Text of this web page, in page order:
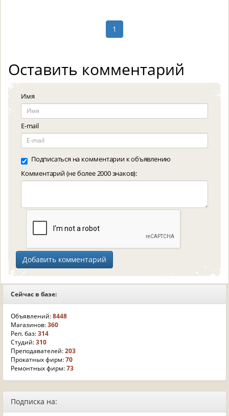
1
Оставить комментарий
Имя
E-mail
Подписаться на комментарии к объявлению
Комментарий (не более 2000 знаков):
Сейчас в базе:
Объявлений:8448
Магазинов:360
Реп. баз:314
Студий:310
Преподавателей:203
Прокатных фирм:70
Ремонтных фирм:73
Подписка на: